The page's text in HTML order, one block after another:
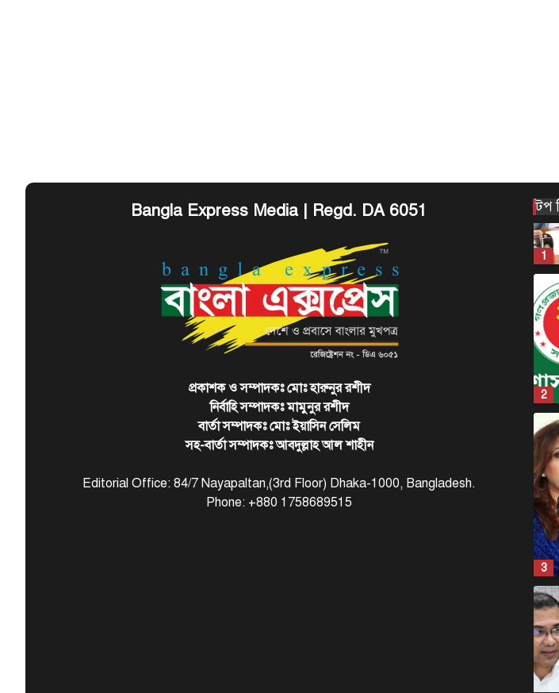
Bangla Express Media | Regd. DA 6051
প্রকাশক ও সম্পাদকঃ মোঃ হারুনুর রশীদ
নির্বাহি সম্পাদকঃ মামুনুর রশীদ
বার্তা সম্পাদকঃ মোঃ ইয়াসিন সেলিম
সহ-বার্তা সম্পাদকঃ আবদুল্লাহ আল শাহীন
Editorial Office: 84/7 Nayapaltan,(3rd Floor) Dhaka-1000, Bangladesh.
Phone: +880 1758689515
টপ
1
2
3